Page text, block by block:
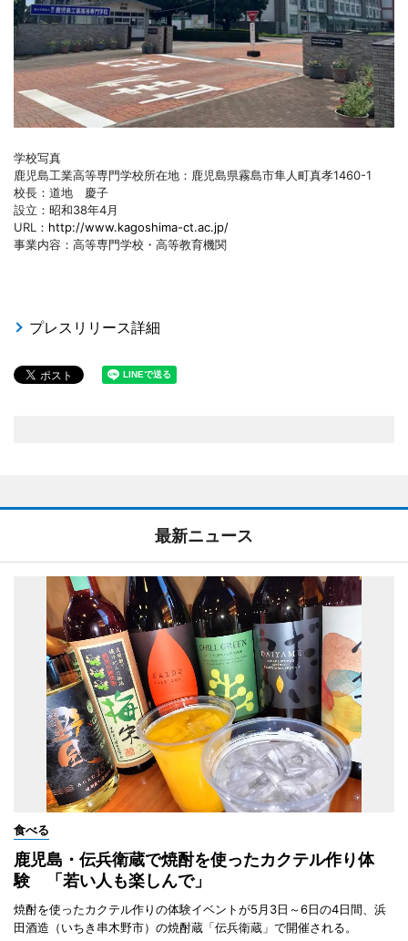
学校写真
鹿児島工業高等専門学校所在地：鹿児島県霧島市隼人町真孝1460-1
校長：道地 慶子
設立：昭和38年4月
URL： http://www.kagoshima-ct.ac.jp/
事業内容：高等専門学校・高等教育機関
プレスリリース詳細
最新ニュース
食べる
鹿児島・伝兵衛蔵で焼酎を使ったカクテル作り体
験 「若い人も楽しんで」
焼酎を使ったカクテル作りの体験イベントが5月3日～6日の4日間、浜
田酒造（いちき串木野市）の焼酎蔵「伝兵衛蔵」で開催される。